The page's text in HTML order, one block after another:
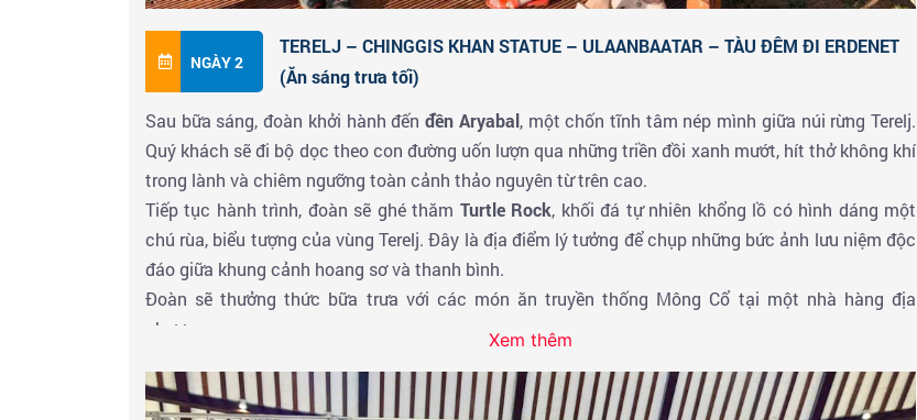
NGÀY 2
TERELJ – CHINGGIS KHAN STATUE – ULAANBAATAR – TÀU ĐÊM ĐI ERDENET
(Ăn sáng trưa tối)
Sau bữa sáng, đoàn khởi hành đếnđền Aryabal, một chốn tĩnh tâm nép mình giữa núi rừng Terelj.
Quý khách sẽ đi bộ dọc theo con đường uốn lượn qua những triền đồi xanh mướt, hít thở không khí
trong lành và chiêm ngưỡng toàn cảnh thảo nguyên từ trên cao.
Tiếp tục hành trình, đoàn sẽ ghé thăm Turtle Rock, khối đá tự nhiên khổng lồ có hình dáng một
chú rùa, biểu tượng của vùng Terelj. Đây là địa điểm lý tưởng để chụp những bức ảnh lưu niệm độc
đáo giữa khung cảnh hoang sơ và thanh bình.
Đoàn sẽ thưởng thức bữa trưa với các món ăn truyền thống Mông Cổ tại một nhà hàng địa
phương.
giới cao 40 mét được bao phủ bằng thép sáng bóng. Tại đây, quý khách có thể đi thang máy lên
Xem thêm